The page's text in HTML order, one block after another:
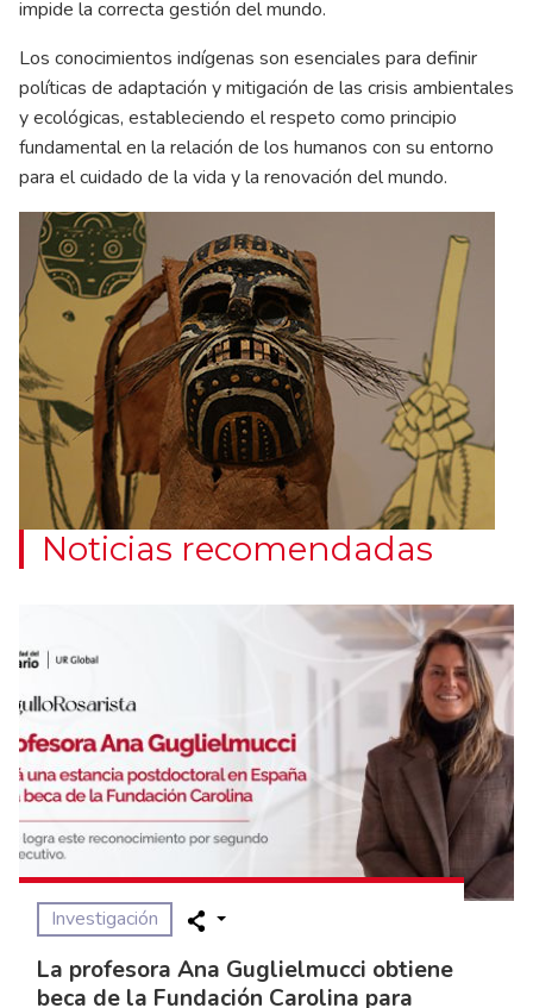
impide la correcta gestión del mundo.
Los conocimientos indígenas son esenciales para definir
políticas de adaptación y mitigación de las crisis ambientales
y ecológicas, estableciendo el respeto como principio
fundamental en la relación de los humanos con su entorno
para el cuidado de la vida y la renovación del mundo.
Noticias recomendadas
Investigación
La profesora Ana Guglielmucci obtiene
beca de la Fundación Carolina para